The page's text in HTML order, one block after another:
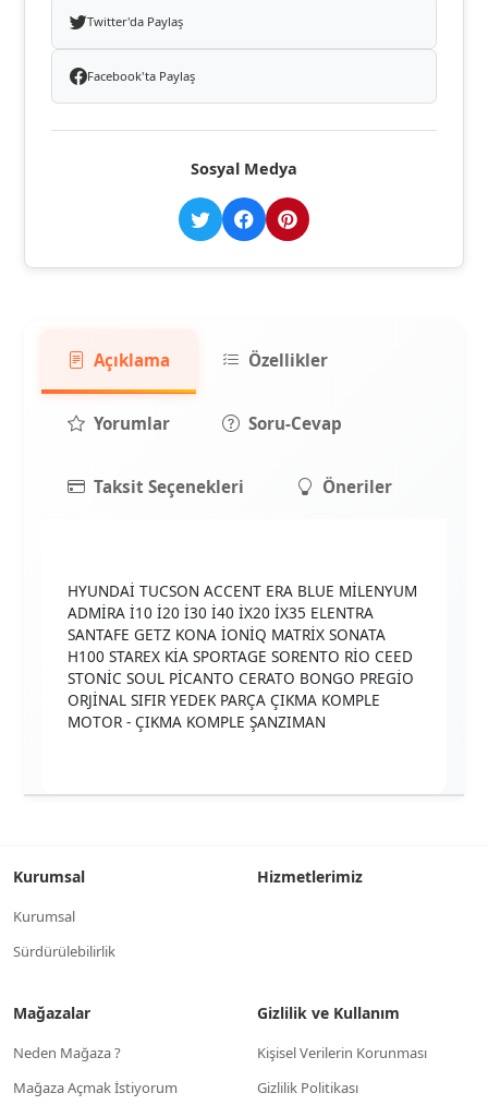
Twitter'da Paylaş
Facebook'ta Paylaş
Sosyal Medya
Açıklama Özellikler
Yorumlar Soru-Cevap
Taksit Seçenekleri Öneriler
HYUNDAİ TUCSON ACCENT ERA BLUE MİLENYUM
ADMİRA İ10 İ20 İ30 İ40 İX20 İX35 ELENTRA
SANTAFE GETZ KONA İONİQ MATRİX SONATA
H100 STAREX KİA SPORTAGE SORENTO RİO CEED
STONİC SOUL PİCANTO CERATO BONGO PREGİO
ORJİNAL SIFIR YEDEK PARÇA ÇIKMA KOMPLE
MOTOR - ÇIKMA KOMPLE ŞANZIMAN
Kurumsal
Kurumsal
Sürdürülebilirlik
Hizmetlerimiz
Mağazalar
Neden Mağaza ?
Mağaza Açmak İstiyorum
Gizlilik ve Kullanım
Kişisel Verilerin Korunması
Gizlilik Politikası